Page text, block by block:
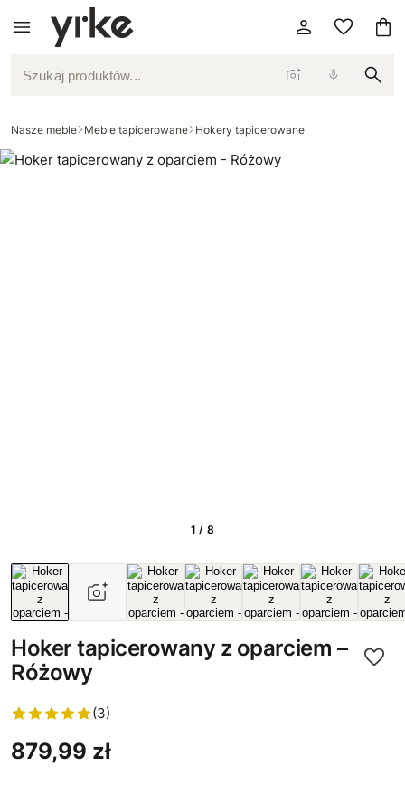
Szukaj produktów...
Nasze meble Meble tapicerowane Hokery tapicerowane
1 / 8
Hoker tapicerowany z oparciem –
Różowy
(3)
879,99 zł